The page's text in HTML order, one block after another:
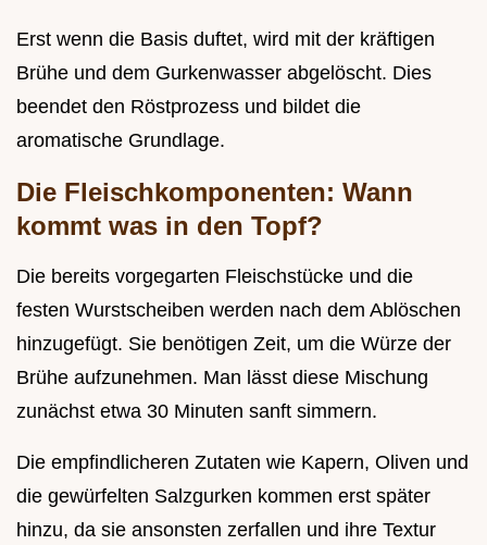
Erst wenn die Basis duftet, wird mit der kräftigen
Brühe und dem Gurkenwasser abgelöscht. Dies
beendet den Röstprozess und bildet die
aromatische Grundlage.
Die Fleischkomponenten: Wann
kommt was in den Topf?
Die bereits vorgegarten Fleischstücke und die
festen Wurstscheiben werden nach dem Ablöschen
hinzugefügt. Sie benötigen Zeit, um die Würze der
Brühe aufzunehmen. Man lässt diese Mischung
zunächst etwa 30 Minuten sanft simmern.
Die empfindlicheren Zutaten wie Kapern, Oliven und
die gewürfelten Salzgurken kommen erst später
hinzu, da sie ansonsten zerfallen und ihre Textur